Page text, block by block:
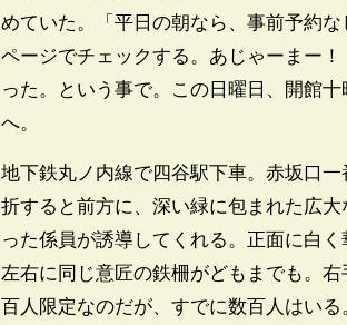
めていた。「平日の朝なら、事前予約
ページでチェックする。あじゃーまー
った。という事で。この日曜日、開館
へ。
地下鉄丸ノ内線で四谷駅下車。赤坂口
折すると前方に、深い緑に包まれた広
った係員が誘導してくれる。正面に白
左右に同じ意匠の鉄柵がどもまでも。
百人限定なのだが、すでに数百人はいる